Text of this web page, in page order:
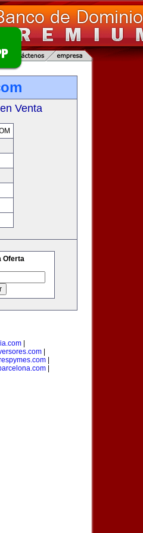
Venta
Oferta
|
|